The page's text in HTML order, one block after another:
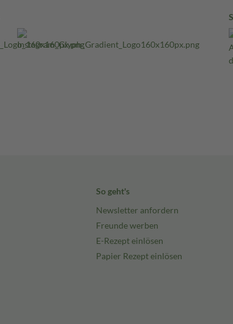
So geht's
Newsletter anfordern
Freunde werben
E-Rezept einlösen
Papier Rezept einlösen